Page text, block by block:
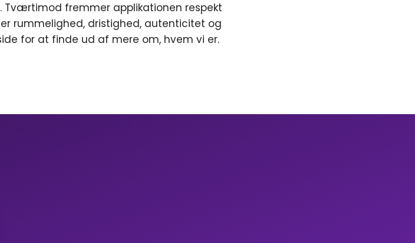
Tværtimod fremmer applikationen respekt
rummelighed, dristighed, autenticitet og
for at finde ud af mere om, hvem vi er.